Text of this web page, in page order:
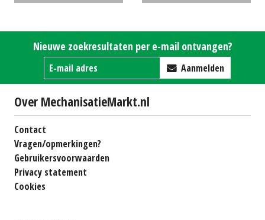
Nieuwe zoekresultaten per e-mail ontvangen?
Aanmelden
Over MechanisatieMarkt.nl
Contact
Vragen/opmerkingen?
Gebruikersvoorwaarden
Privacy statement
Cookies